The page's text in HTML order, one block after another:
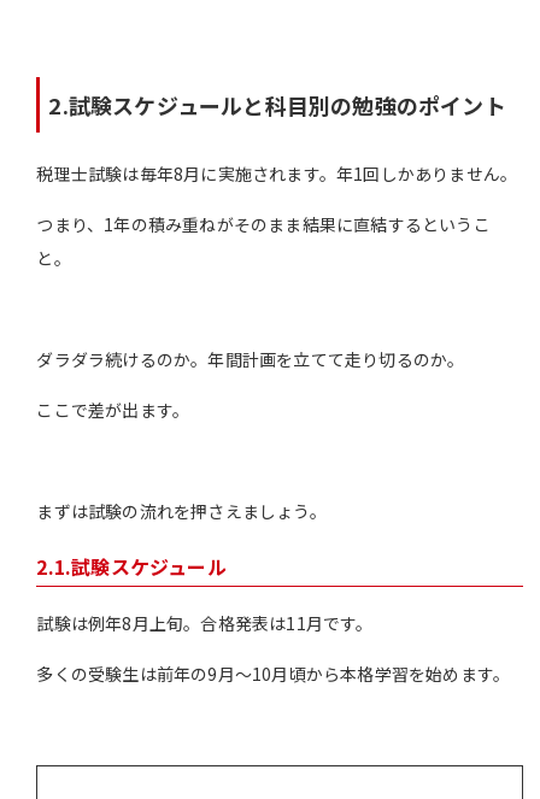
2.試験スケジュールと科目別の勉強のポイント
税理士試験は毎年8月に実施されます。年1回しかありません。
つまり、1年の積み重ねがそのまま結果に直結するというこ
と。
ダラダラ続けるのか。年間計画を立てて走り切るのか。
ここで差が出ます。
まずは試験の流れを押さえましょう。
2.1.試験スケジュール
試験は例年8月上旬。合格発表は11月です。
多くの受験生は前年の9月〜10月頃から本格学習を始めます。